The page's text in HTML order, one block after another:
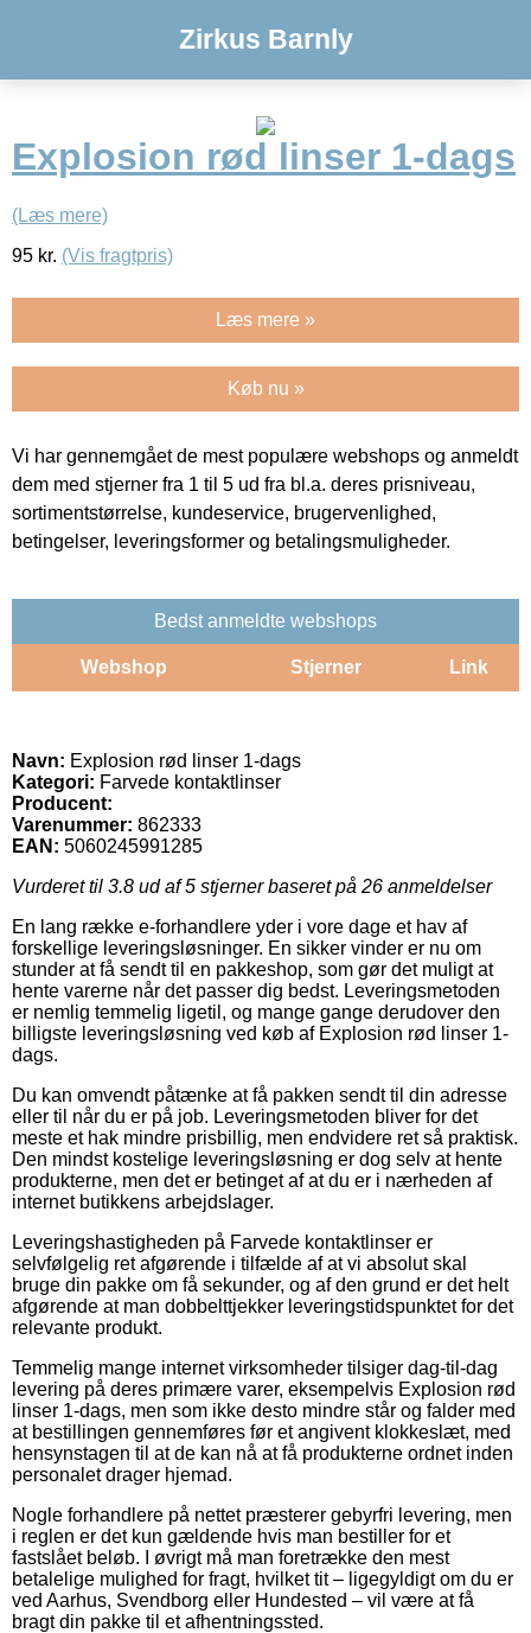
Zirkus Barnly
Explosion rød linser 1-dags
(Læs mere)
95 kr. (Vis fragtpris)
Læs mere »
Køb nu »
Vi har gennemgået de mest populære webshops og anmeldt
dem med stjerner fra 1 til 5 ud fra bl.a. deres prisniveau,
sortimentstørrelse, kundeservice, brugervenlighed,
betingelser, leveringsformer og betalingsmuligheder.
Bedst anmeldte webshops
Webshop Stjerner Link
Navn: Explosion rød linser 1-dags
Kategori: Farvede kontaktlinser
Producent:
Varenummer: 862333
EAN: 5060245991285
Vurderet til 3.8 ud af 5 stjerner baseret på 26 anmeldelser
En lang række e-forhandlere yder i vore dage et hav af
forskellige leveringsløsninger. En sikker vinder er nu om
stunder at få sendt til en pakkeshop, som gør det muligt at
hente varerne når det passer dig bedst. Leveringsmetoden
er nemlig temmelig ligetil, og mange gange derudover den
billigste leveringsløsning ved køb af Explosion rød linser 1-
dags.
Du kan omvendt påtænke at få pakken sendt til din adresse
eller til når du er på job. Leveringsmetoden bliver for det
meste et hak mindre prisbillig, men endvidere ret så praktisk.
Den mindst kostelige leveringsløsning er dog selv at hente
produkterne, men det er betinget af at du er i nærheden af
internet butikkens arbejdslager.
Leveringshastigheden på Farvede kontaktlinser er
selvfølgelig ret afgørende i tilfælde af at vi absolut skal
bruge din pakke om få sekunder, og af den grund er det helt
afgørende at man dobbelttjekker leveringstidspunktet for det
relevante produkt.
Temmelig mange internet virksomheder tilsiger dag-til-dag
levering på deres primære varer, eksempelvis Explosion rød
linser 1-dags, men som ikke desto mindre står og falder med
at bestillingen gennemføres før et angivent klokkeslæt, med
hensynstagen til at de kan nå at få produkterne ordnet inden
personalet drager hjemad.
Nogle forhandlere på nettet præsterer gebyrfri levering, men
i reglen er det kun gældende hvis man bestiller for et
fastslået beløb. I øvrigt må man foretrække den mest
betalelige mulighed for fragt, hvilket tit – ligegyldigt om du er
ved Aarhus, Svendborg eller Hundested – vil være at få
bragt din pakke til et afhentningssted.